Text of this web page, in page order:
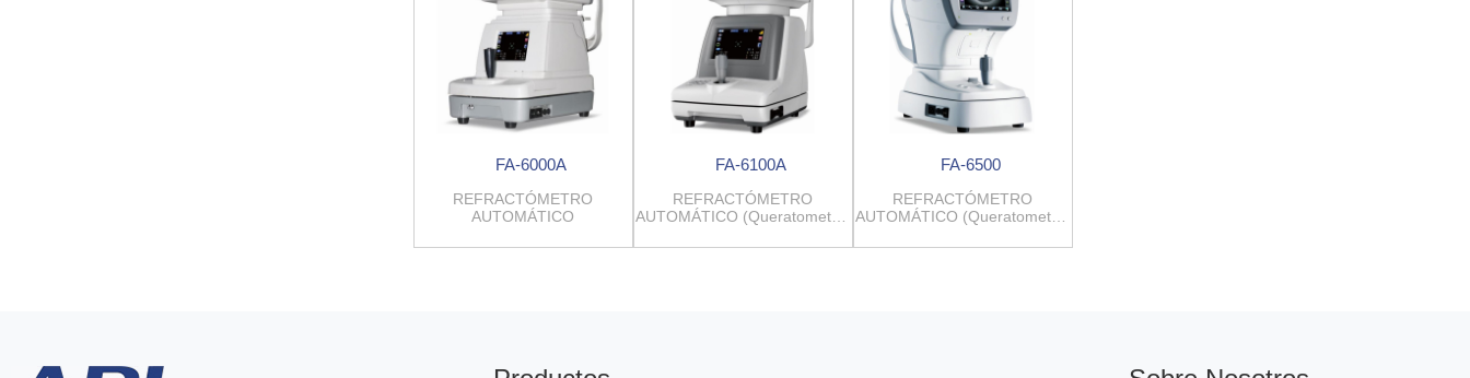
FA-6000A
REFRACTÓMETRO
AUTOMÁTICO
FA-6100A
REFRACTÓMETRO
AUTOMÁTICO (Queratometría
FA-6500
REFRACTÓMETRO
AUTOMÁTICO (Queratometría